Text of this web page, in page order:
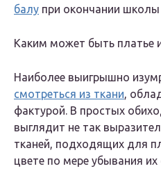
балу при окончании школы
Каким может быть платье
Наиболее выигрышно
смотреться из ткани,
фактурой. В простых
выглядит не так
тканей, подходящих для
цвете по мере убывания их